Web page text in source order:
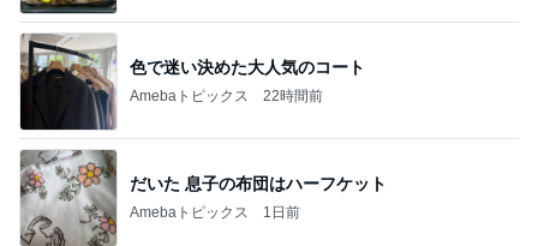
色で迷い決めた大人気のコート
Amebaトピックス 22時間前
だいた 息子の布団はハーフケット
Amebaトピックス 1日前